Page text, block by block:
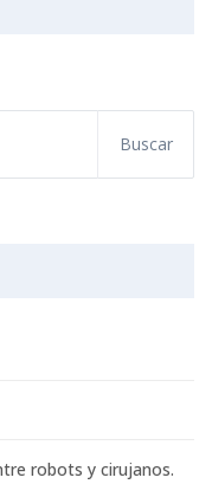
robots y cirujanos.